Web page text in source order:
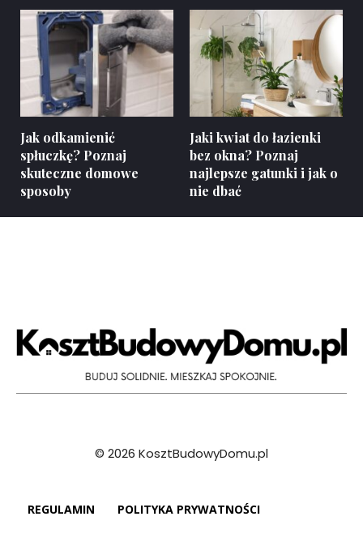
Jak odkamienić
spłuczkę? Poznaj
skuteczne domowe
sposoby
Jaki kwiat do łazienki
bez okna? Poznaj
najlepsze gatunki i jak o
nie dbać
© 2026 KosztBudowyDomu.pl
REGULAMIN POLITYKA PRYWATNOŚCI